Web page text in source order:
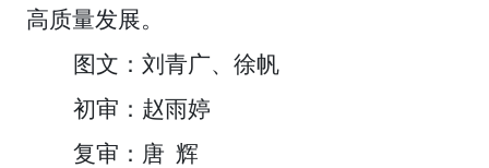
高质量发展。
图文：刘青广、徐帆
初审：赵雨婷
复审：唐 辉